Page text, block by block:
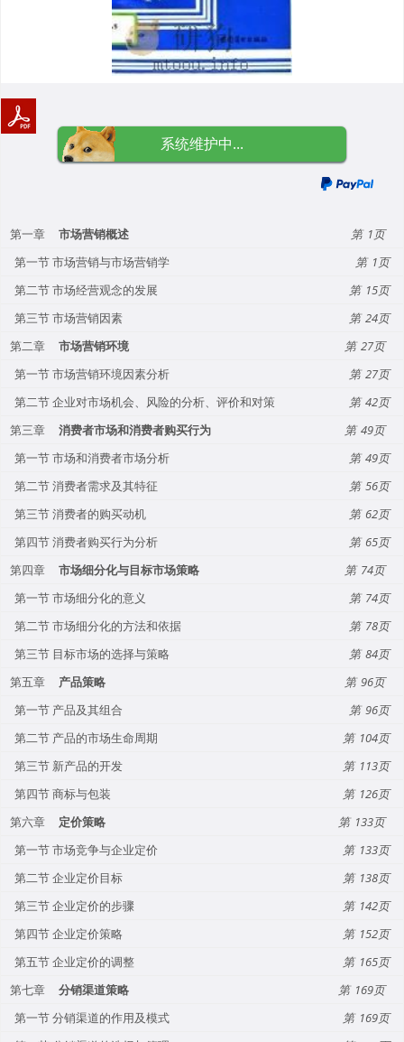
系统维护中...
第一章 市场营销概述
1
第一节 市场营销与市场营销学
1
第二节 市场经营观念的发展
15
第三节 市场营销因素
24
第二章
市场营销环境
27
第一节 市场营销环境因素分析
27
第二节 企业对市场机会、风险的分析、评价和对策
42
第三章
消费者市场和消费者购买行为
49
第一节 市场和消费者市场分析
49
第二节 消费者需求及其特征
56
第三节 消费者的购买动机
62
第四节 消费者购买行为分析
65
第四章
市场细分化与目标市场策略
74
第一节 市场细分化的意义
74
第二节 市场细分化的方法和依据
78
第三节 目标市场的选择与策略
84
第五章
产品策略
96
第一节 产品及其组合
96
第二节 产品的市场生命周期
104
第三节 新产品的开发
113
第四节 商标与包装
126
第六章
定价策略
133
第一节 市场竞争与企业定价
133
第二节 企业定价目标
138
第三节 企业定价的步骤
142
第四节 企业定价策略
152
第五节 企业定价的调整
165
第七章
分销渠道策略
169
第一节 分销渠道的作用及模式
169